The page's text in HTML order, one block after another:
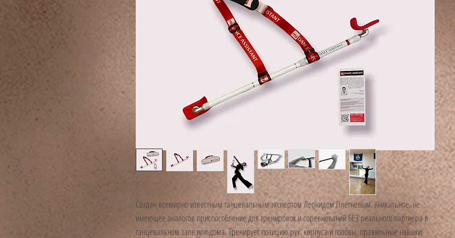
Создан всемирно известным танцевальным экспертом Леонидом Плетневым. Уникальное, не
имеющее аналогов приспособление для тренировок и соревнований БЕЗ реального партнера в
танцевальном зале или дома. Тренирует позицию рук, корпуса и головы, правильные навыки